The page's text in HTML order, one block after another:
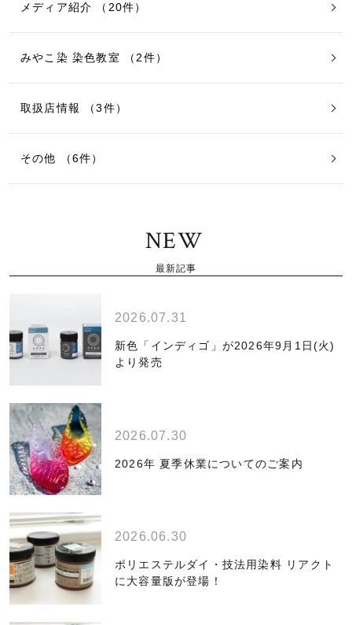
メディア紹介 （20件）
みやこ染 染色教室 （2件）
取扱店情報 （3件）
その他 （6件）
NEW
最新記事
2026.07.31
新色「インディゴ」が2026年9月1日(火)
より発売
2026.07.30
2026年 夏季休業についてのご案内
2026.06.30
ポリエステルダイ・技法用染料 リアクト
に大容量版が登場！